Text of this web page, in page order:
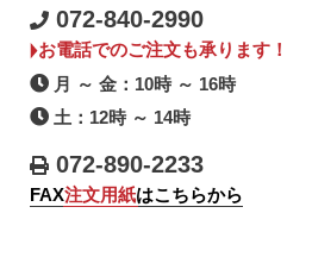
072-840-2990
お電話でのご注文も承ります！
月 ～ 金：10時 ～ 16時
土：12時 ～ 14時
072-890-2233
FAX注文用紙はこちらから